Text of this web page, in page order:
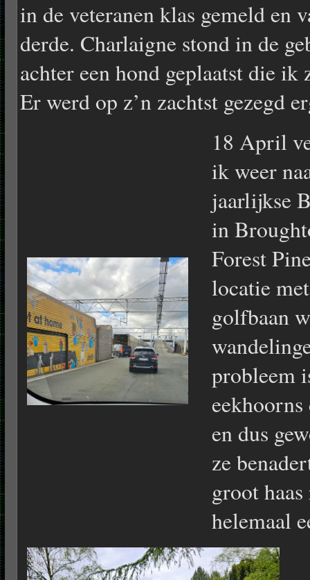
in de veteranen klas gemeld en
derde. Charlaigne stond in de
achter een hond geplaatst die
Er werd op z’n zachtst gezegd
18 April
ik weer
jaarlijkse
in
Forest
locatie
golfbaan
probleem
en dus
ze
groot
helemaal